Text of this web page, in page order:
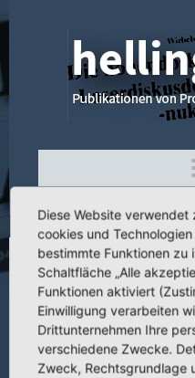
3.097 Zwei seltene
Titel:Zwei seltene
Diese Website
cookies und
bestimmte Funktionen zu
Schaltfläche „Alle
Funktionen aktiviert
Einwilligung verarbeiten
Drittunternehmen Ihre
verschiedene Zwecke.
Zweck, Rechtsgrundlage